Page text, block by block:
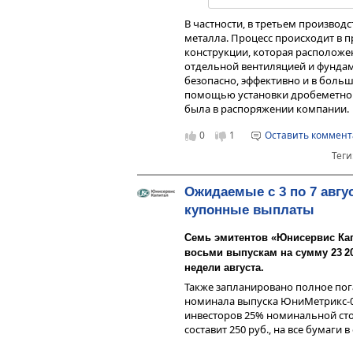
Данный уровень долговой и
для эмитента и находится в
Более того, учитывая
рост операционных
относительного долгового
прочности для обслуживания
В частности, в третьем
металла. Процесс происходит в
конструкции, которая
отдельной вентиляцией и
безопасно, эффективно и в
помощью установки
была в распоряжении компании.
0 1
Оставить
Ожидаемые с 3 по 7
купонные выплаты
Семь эмитентов «Юнисервис
восьми выпускам на сумму 23
недели августа.
Также запланировано полное
номинала выпуска ЮниМетрикс-
инвесторов 25% номинальной
составит 250 руб., на все